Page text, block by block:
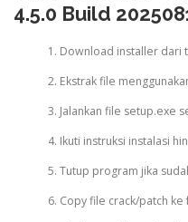
4.5.0 Build
Download installer dari
Ekstrak file
Jalankan file setup.exe
Ikuti instruksi instalasi
Tutup program jika
Copy file crack/patch